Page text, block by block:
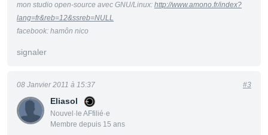
mon studio open-source avec GNU/Linux: http://www.amono.fr/index?
lang=fr&reb=12&ssreb=NULL
facebook: hamôn nico
signaler
Eliasol
Nouvel·le AFfilié·e
Membre depuis 15 ans
08 Janvier 2011 à 15:37 #3